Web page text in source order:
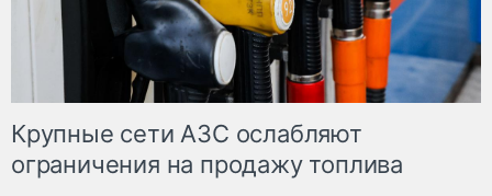
Крупные сети АЗС ослабляют
ограничения на продажу топлива